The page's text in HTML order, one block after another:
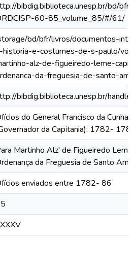
bibdig.biblioteca.unesp.br/bd/
60-85_volume_85/#/61/
bd/bfr/livros/documentos-
historia-e-costumes-de-s-paulo/
alz-de-figueiredo-leme-
da-freguesia-de-santo-
bibdig.biblioteca.unesp.br/
do General Francisco da Cunha
da Capitania): 1782-
Martinho Alz' de Figueiredo
da Freguesia de Santo
enviados entre 1782- 86